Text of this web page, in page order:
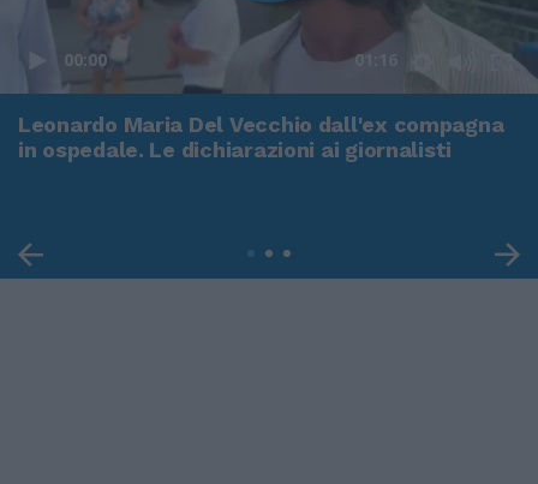
00:00 01:16
Leonardo Maria Del Vecchio dall'ex compagna
in ospedale. Le dichiarazioni ai giornalisti